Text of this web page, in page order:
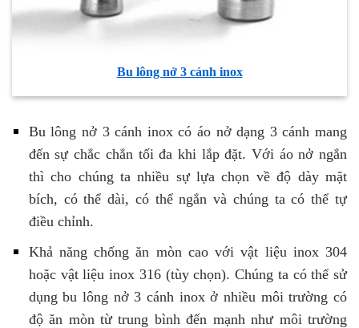
Bu lông nở 3 cánh inox
Bu lông nở 3 cánh inox có áo nở dạng 3 cánh mang
đến sự chắc chắn tối đa khi lắp đặt. Với áo nở ngắn
thì cho chúng ta nhiều sự lựa chọn về độ dày mặt
bích, có thể dài, có thể ngắn và chúng ta có thể tự
điều chỉnh.
Khả năng chống ăn mòn cao với vật liệu inox 304
hoặc vật liệu inox 316 (tùy chọn). Chúng ta có thể sử
dụng bu lông nở 3 cánh inox ở nhiều môi trường có
độ ăn mòn từ trung bình đến mạnh như môi trường